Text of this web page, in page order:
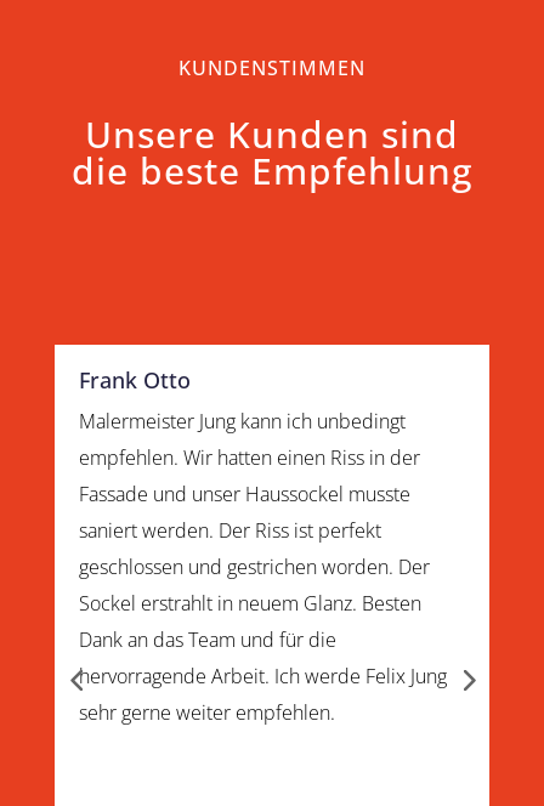
KUNDENSTIMMEN
Unsere Kunden sind
die beste Empfehlung
Frank Otto
Malermeister Jung kann ich unbedingt
empfehlen. Wir hatten einen Riss in der
Fassade und unser Haussockel musste
saniert werden. Der Riss ist perfekt
geschlossen und gestrichen worden. Der
Sockel erstrahlt in neuem Glanz. Besten
Dank an das Team und für die
hervorragende Arbeit. Ich werde Felix Jung
sehr gerne weiter empfehlen.